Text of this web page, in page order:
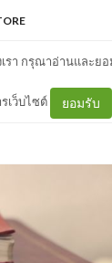
รา กรุณาอ่านและย
เว็บไซต์ ยอมรับ